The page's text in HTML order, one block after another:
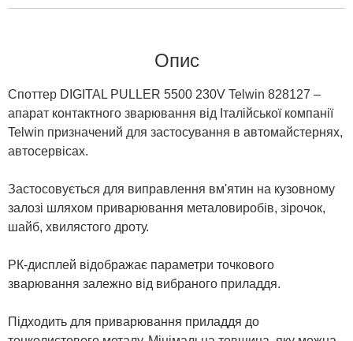
Опис
Споттер DIGITAL PULLER 5500 230V Telwin 828127 –
апарат контактного зварювання від Італійської компанії
Telwin призначений для застосування в автомайстернях,
автосервісах.
Застосовується для виправлення вм'ятин на кузовному
залозі шляхом приварювання металовиробів, зірочок,
шайб, хвилястого дроту.
РК-дисплей відображає параметри точкового
зварювання залежно від вибраного приладдя.
Підходить для приварювання приладдя до